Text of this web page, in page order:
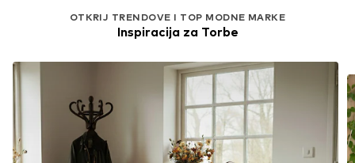
OTKRIJ TRENDOVE I TOP MODNE MARKE
Inspiracija za Torbe